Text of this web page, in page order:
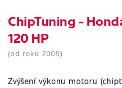
ChipTuning -
120 HP
(od roku 2009)
Zvýšení výkonu motoru